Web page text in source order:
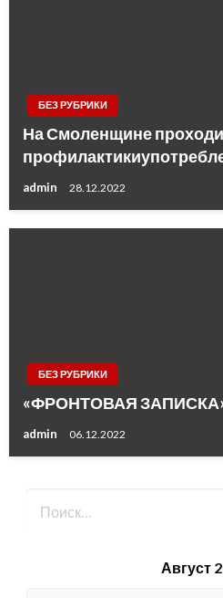
БЕЗ РУБРИКИ
На Смоленщине
admin 28.12.2022
БЕЗ РУБРИКИ
«ФРОНТОВАЯ
admin 06.12.2022
Август